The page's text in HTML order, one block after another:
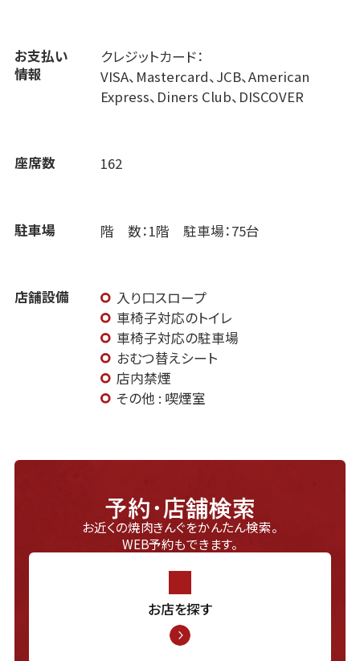
お支払い
情報
クレジットカード：
VISA、Mastercard、JCB、American
Express、Diners Club、DISCOVER
座席数 162
駐車場 階 数：1階 駐車場：75台
店舗設備
入り口スロープ
車椅子対応のトイレ
車椅子対応の駐車場
おむつ替えシート
店内禁煙
その他 : 喫煙室
予約・店舗検索
お近くの焼肉きんぐをかんたん検索。
WEB予約もできます。
お店を探す